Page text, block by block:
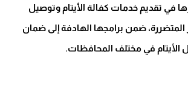
في تقديم خدمات كفالة الأيتام وتوصيل
ضمن برامجها الهادفة إلى ضمان
الأيتام في مختلف المحافظات.